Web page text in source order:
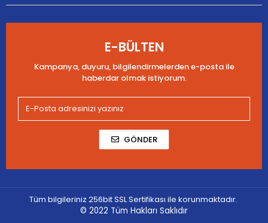
E-BÜLTEN
Kampanya, duyuru, bilgilendirmelerden e-posta ile
haberdar olmak istiyorum.
GÖNDER
Tüm bilgileriniz 256bit SSL Sertifikası ile korunmaktadır.
© 2022 Tüm Hakları Saklıdır